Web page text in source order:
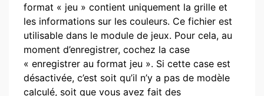
format « jeu » contient uniquement la grille et
les informations sur les couleurs. Ce fichier est
utilisable dans le module de jeux. Pour cela, au
moment d’enregistrer, cochez la case
« enregistrer au format jeu ». Si cette case est
désactivée, c’est soit qu’il n’y a pas de modèle
calculé, soit que vous avez fait des